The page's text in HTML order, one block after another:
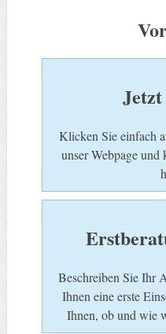
Klicken Sie einfach
unser Webpage und
Beschreiben Sie Ihr
Ihnen eine erste
Ihnen, ob und wie